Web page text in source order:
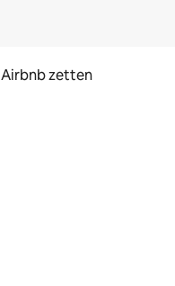
zetten